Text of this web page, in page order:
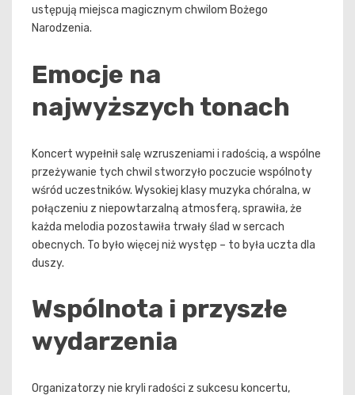
ustępują miejsca magicznym chwilom Bożego
Narodzenia.
Emocje na
najwyższych tonach
Koncert wypełnił salę wzruszeniami i radością, a wspólne
przeżywanie tych chwil stworzyło poczucie wspólnoty
wśród uczestników. Wysokiej klasy muzyka chóralna, w
połączeniu z niepowtarzalną atmosferą, sprawiła, że
każda melodia pozostawiła trwały ślad w sercach
obecnych. To było więcej niż występ – to była uczta dla
duszy.
Wspólnota i przyszłe
wydarzenia
Organizatorzy nie kryli radości z sukcesu koncertu,